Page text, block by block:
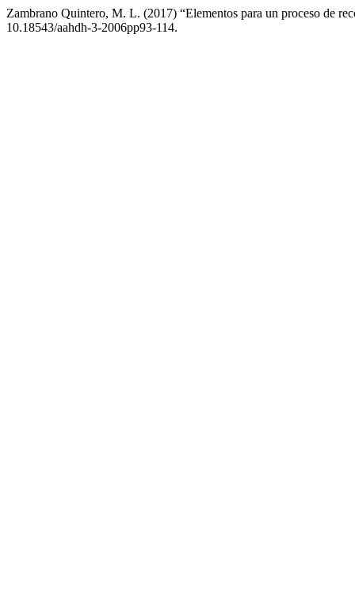
Zambrano Quintero, M. L. (2017) “Elementos para un proceso de
10.18543/aahdh-3-2006pp93-114.